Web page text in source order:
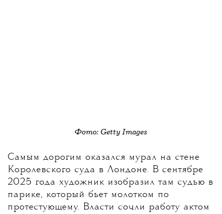
Фото: Getty Images
Самым дорогим оказался мурал на стене
Королевского суда в Лондоне. В сентябре
2025 года художник изобразил там судью в
парике, который бьет молотком по
протестующему. Власти сочли работу актом